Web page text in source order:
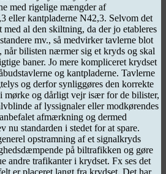
med rigelige mængder af
eller kantpladerne N42,3. Selvom det
al den skiltning, da der jo etableres
mv., så medvirker tavlerne blot
når bilisten nærmer sig et kryds og skal
baner. Jo mere kompliceret krydset
og kantpladerne. Tavlerne
og derfor synliggøres den korrekte
mørke og dårligt vejr især for de bilister,
af lyssignaler eller modkørendes
afmærkning og dermed
nu standarden i stedet for at spare.
opstramning af et signalkryds
på biltrafikken og gøre
andre trafikanter i krydset. Fx ses det
er placeret langt fra krydset. Det har